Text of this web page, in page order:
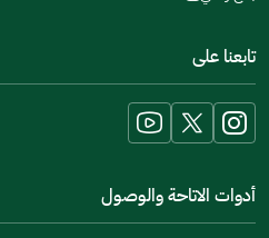
(opens
new
window)
تابعنا على
أدوات الاتاحة والوصول